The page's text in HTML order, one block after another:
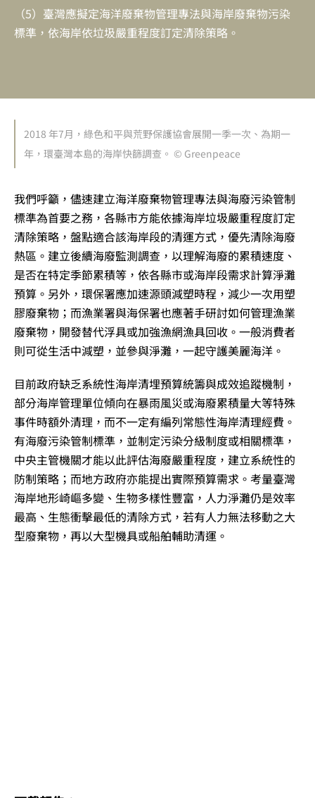
（5）臺灣應擬定海洋廢棄物管理專法與海岸廢棄物污染
標準，依海岸依垃圾嚴重程度訂定清除策略。
2018 年7月，綠色和平與荒野保護協會展開一季一次、為期一
年，環臺灣本島的海岸快篩調查。 © Greenpeace
我們呼籲，儘速建立海洋廢棄物管理專法與海廢污染管制
標準為首要之務，各縣市方能依據海岸垃圾嚴重程度訂定
清除策略，盤點適合該海岸段的清運方式，優先清除海廢
熱區。建立後續海廢監測調查，以理解海廢的累積速度、
是否在特定季節累積等，依各縣市或海岸段需求計算淨灘
預算。另外，環保署應加速源頭減塑時程，減少一次用塑
膠廢棄物；而漁業署與海保署也應著手研討如何管理漁業
廢棄物，開發替代浮具或加強漁網漁具回收。一般消費者
則可從生活中減塑，並參與淨灘，一起守護美麗海洋。
目前政府缺乏系統性海岸清埋預算統籌與成效追蹤機制，
部分海岸管理單位傾向在暴雨風災或海廢累積量大等特殊
事件時額外清理，而不一定有編列常態性海岸清理經費。
有海廢污染管制標準，並制定污染分級制度或相關標準，
中央主管機關才能以此評估海廢嚴重程度，建立系統性的
防制策略；而地方政府亦能提出實際預算需求。考量臺灣
海岸地形崎嶇多變、生物多樣性豐富，人力淨灘仍是效率
最高、生態衝擊最低的清除方式，若有人力無法移動之大
型廢棄物，再以大型機具或船舶輔助清運。